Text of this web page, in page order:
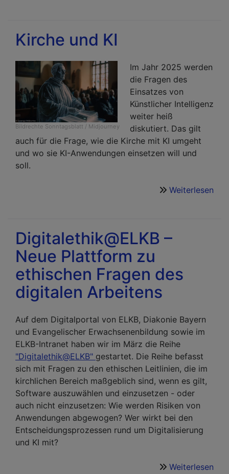
Kirche und KI
Bildrechte Sonntagsblatt / Midjourney
Im Jahr 2025 werden
die Fragen des
Einsatzes von
Künstlicher Intelligenz
weiter heiß
diskutiert. Das gilt
auch für die Frage, wie die Kirche mit KI umgeht
und wo sie KI-Anwendungen einsetzen will und
soll.
Weiterlesen
Digitalethik@ELKB –
Neue Plattform zu
ethischen Fragen des
digitalen Arbeitens
Auf dem Digitalportal von ELKB, Diakonie Bayern
und Evangelischer Erwachsenenbildung sowie im
ELKB-Intranet haben wir im März die Reihe
"Digitalethik@ELKB" gestartet. Die Reihe befasst
sich mit Fragen zu den ethischen Leitlinien, die im
kirchlichen Bereich maßgeblich sind, wenn es gilt,
Software auszuwählen und einzusetzen - oder
auch nicht einzusetzen: Wie werden Risiken von
Anwendungen abgewogen? Wer wirkt bei den
Entscheidungsprozessen rund um Digitalisierung
und KI mit?
Weiterlesen